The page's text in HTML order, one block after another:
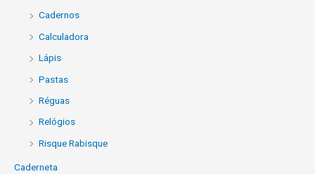
Cadernos
Calculadora
Lápis
Pastas
Réguas
Relógios
Risque Rabisque
Caderneta